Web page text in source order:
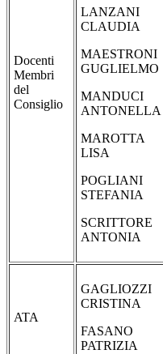
Docenti
Membri
del
Consiglio
LANZANI
CLAUDIA
MAESTRONI
GUGLIELMO
MANDUCI
ANTONELLA
MAROTTA
LISA
POGLIANI
STEFANIA
SCRITTORE
ANTONIA
ATA
GAGLIOZZI
CRISTINA
FASANO
PATRIZIA